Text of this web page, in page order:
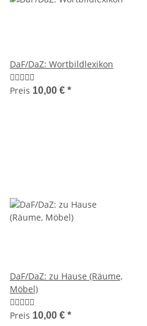
DaF/DaZ: Wortbildlexikon
Preis 10,00 € *
DaF/DaZ: zu Hause (Räume,
Möbel)
Preis 10,00 € *